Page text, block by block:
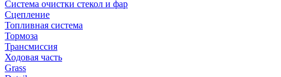
Система очистки стекол и фар
Сцепление
Топливная система
Тормоза
Трансмиссия
Ходовая часть
Grass